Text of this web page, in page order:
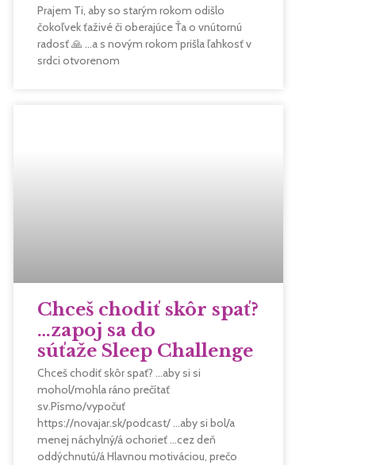
Prajem Ti, aby so starým rokom odišlo
čokoľvek ťaživé či oberajúce Ťa o vnútornú
radosť 🙏 …a s novým rokom prišla ľahkosť v
srdci otvorenom
Chceš chodiť skôr spať?
…zapoj sa do
súťaže Sleep Challenge
Chceš chodiť skôr spať? …aby si si
mohol/mohla ráno prečítať
sv.Písmo/vypočuť
https://novajar.sk/podcast/ …aby si bol/a
menej náchylný/á ochorieť …cez deň
oddýchnutú/á Hlavnou motiváciou, prečo